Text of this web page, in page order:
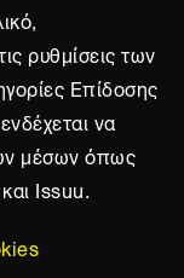
ρυθμίσεις των
Επίδοσης
να
μέσων όπως
Issuu.